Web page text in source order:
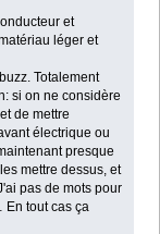
et
léger et
Totalement
si on ne considère
de mettre
électrique ou
presque
mettre dessus, et
pas de mots pour
tout cas ça